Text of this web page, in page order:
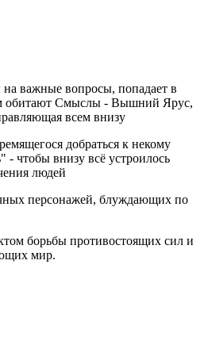
важные вопросы, попадает в
обитают Смыслы - Вышний Ярус,
всем внизу
добраться к некому
чтобы внизу всё устроилось
людей
персонажей, блуждающих по
борьбы противостоящих сил и
мир.